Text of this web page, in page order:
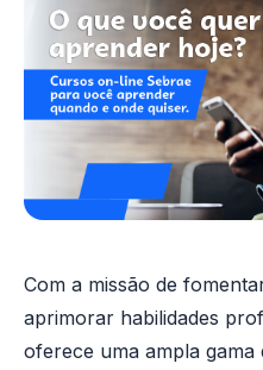
Com a missão de
aprimorar habilidades
oferece uma ampla gama